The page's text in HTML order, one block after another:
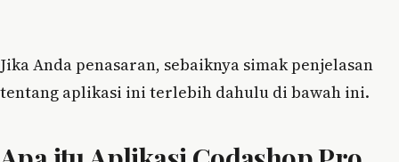
Jika Anda penasaran, sebaiknya simak penjelasan
tentang aplikasi ini terlebih dahulu di bawah ini.